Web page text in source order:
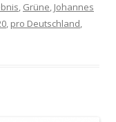
, Grüne, Johannes
, pro Deutschland,